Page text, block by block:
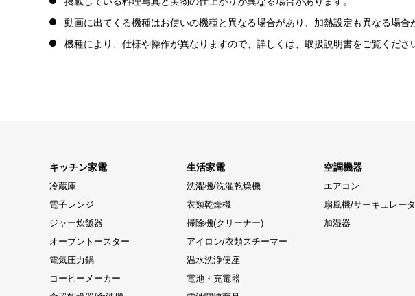
動画に出てくる機種はお使いの機種と異なる場合があり、加熱設定も異なる場合
機種により、仕様や操作が異なりますので、詳しくは、取扱説明書をご覧くださ
キッチン家電
冷蔵庫
電子レンジ
ジャー炊飯器
オーブントースター
電気圧力鍋
コーヒーメーカー
生活家電
洗濯機/洗濯乾燥機
衣類乾燥機
掃除機(クリーナー)
アイロン/衣類スチーマー
温水洗浄便座
電池・充電器
空調機器
エアコン
扇風機/サーキュレー
加湿器